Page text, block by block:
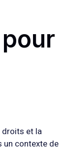
droits et la
un contexte de